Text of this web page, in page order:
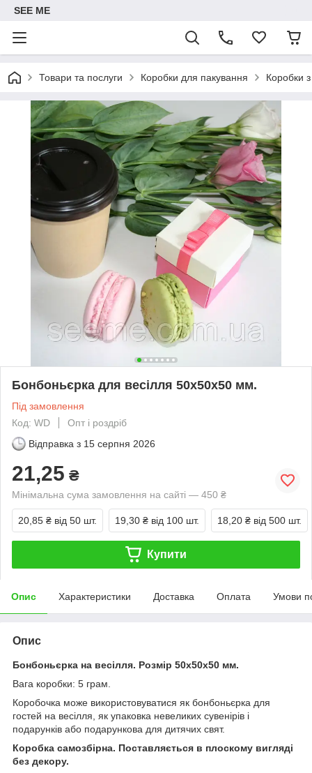
SEE ME
Товари та послуги Коробки для пакування Коробки
Бонбоньєрка для весілля 50x50x50 мм.
Під замовлення
Код: WD
Опт і роздріб
Відправка з 15 серпня 2026
21,25 ₴
Мінімальна сума замовлення на сайті — 450 ₴
20,85 ₴ від 50 шт. 19,30 ₴ від 100 шт. 18,20 ₴ від 500 шт.
Купити
Опис Характеристики Доставка Оплата Умови
Опис
Бонбоньєрка на весілля. Розмір 50x50x50 мм.
Вага коробки: 5 грам.
Коробочка може використовуватися як бонбоньєрка для
гостей на весілля, як упаковка невеликих сувенірів і
подарунків або подарункова для дитячих свят.
Коробка самозбірна. Поставляється в плоскому вигляді
без декору.